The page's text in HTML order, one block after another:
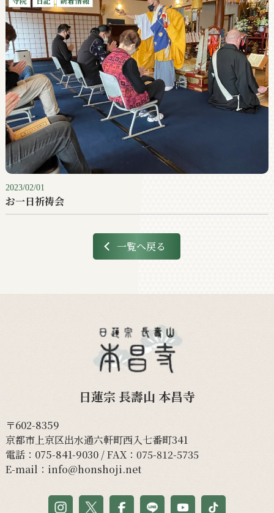
2023/02/01
お一日祈祷会
一覧へ戻る
日蓮宗 長壽山 本昌寺
〒602-8359
京都市上京区出水通六軒町西入七番町341
電話： 075-841-9030/ FAX：075-812-5735
E-mail： info@honshoji.net